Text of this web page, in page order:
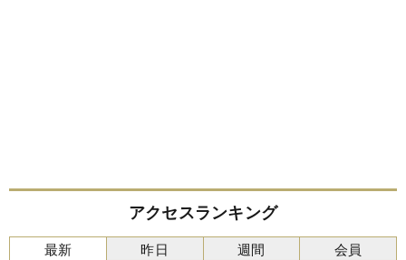
アクセスランキング
最新 昨日 週間 会員